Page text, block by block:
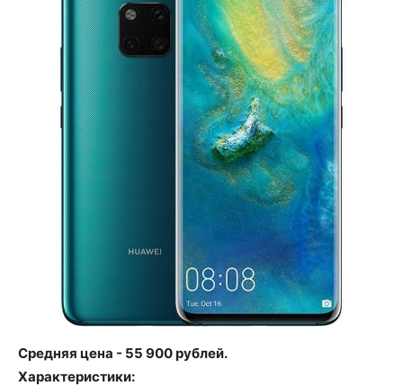
Средняя цена - 55 900 рублей.
Характеристики: